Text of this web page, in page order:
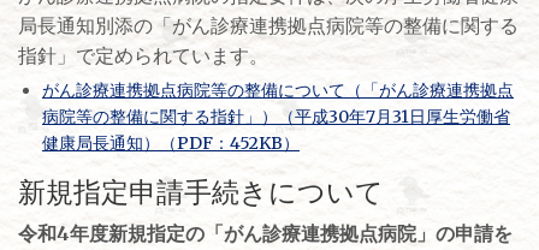
局長通知別添の「がん診療連携拠点病院等の整備に関する
指針」で定められています。
がん診療連携拠点病院等の整備について（「がん診療連携拠点
病院等の整備に関する指針」）（平成30年7月31日厚生労働省
健康局長通知）（PDF：452KB）
新規指定申請手続きについて
令和4年度新規指定の 「がん診療連携拠点病院」の申請を